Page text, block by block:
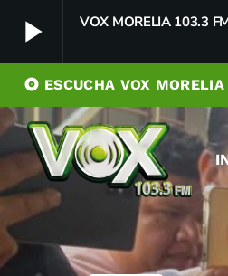
play_arrow VOX MORELIA 103.3
play_arrow VOX MORELIA 103.3 FM
Player Debug
pushFeed = INITIALIZE1786160833668
[object Object]
newFeedReading = REITERATE - 1786160833669
newFeedReading = REITERATE - 1786160833708
album ESCUCHA VOX MORELIA